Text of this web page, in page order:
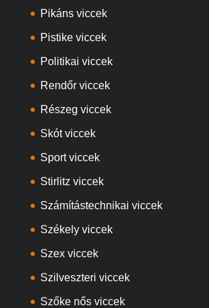
Pikáns viccek
Pistike viccek
Politikai viccek
Rendőr viccek
Részeg viccek
Skót viccek
Sport viccek
Stirlitz viccek
Számítástechnikai viccek
Székely viccek
Szex viccek
Szilveszteri viccek
Szőke nős viccek